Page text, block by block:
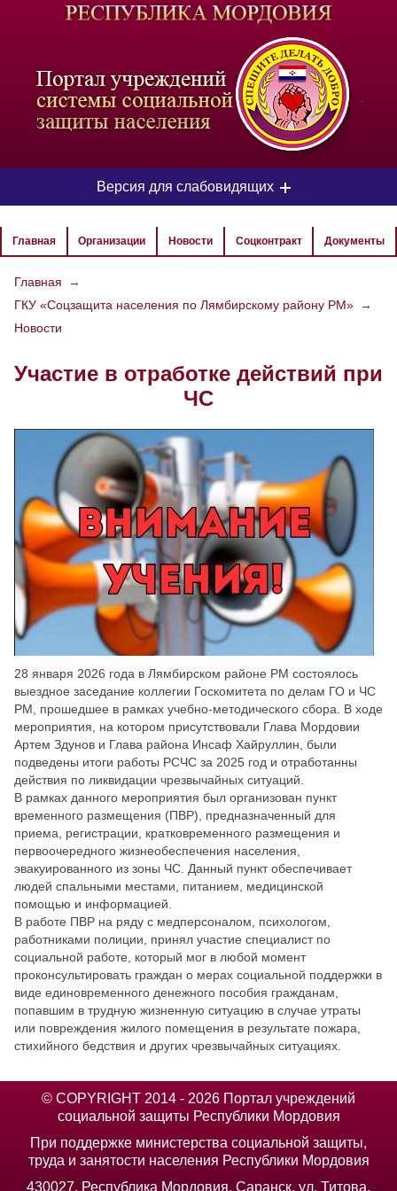
-
Версия для слабовидящих
ЦВЕТОВАЯ СХЕМА
РАЗМЕР ТЕКСТА
ИЗОБРАЖЕНИЯ
Настройки по умолчанию
Главная Организации Новости Соцконтракт Документы
Главная
→
ГКУ «Соцзащита населения по Лямбирскому району РМ» →
Новости
Участие в отработке действий при
ЧС
28 января 2026 года в Лямбирском районе РМ состоялось
выездное заседание коллегии Госкомитета по делам ГО и ЧС
РМ, прошедшее в рамках учебно-методического сбора. В ходе
мероприятия, на котором присутствовали Глава Мордовии
Артем Здунов и Глава района Инсаф Хайруллин, были
подведены итоги работы РСЧС за 2025 год и отработанны
действия по ликвидации чрезвычайных ситуаций.
В рамках данного мероприятия был организован пункт
временного размещения (ПВР), предназначенный для
приема, регистрации, кратковременного размещения и
первоочередного жизнеобеспечения населения,
эвакуированного из зоны ЧС. Данный пункт обеспечивает
людей спальными местами, питанием, медицинской
помощью и информацией.
В работе ПВР на ряду с медперсоналом, психологом,
работниками полиции, принял участие специалист по
социальной работе, который мог в любой момент
проконсультировать граждан о мерах социальной поддержки в
виде единовременного денежного пособия гражданам,
попавшим в трудную жизненную ситуацию в случае утраты
или повреждения жилого помещения в результате пожара,
стихийного бедствия и других чрезвычайных ситуациях.
© COPYRIGHT 2014 - 2026 Портал учреждений
социальной защиты Республики Мордовия
При поддержке министерства социальной защиты,
труда и занятости населения Республики Мордовия
430027, Республика Мордовия, Саранск, ул. Титова,